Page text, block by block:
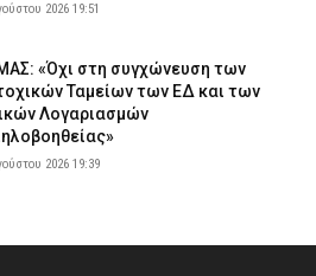
2026 19:51
«Όχι στη συγχώνευση των
Ταμείων των ΕΔ και των
Λογαριασμών
2026 19:39